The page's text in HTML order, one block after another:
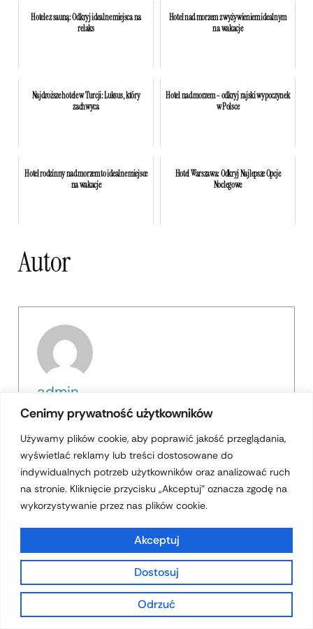
Cenimy prywatność użytkowników
Używamy plików cookie, aby poprawić jakość przeglądania,
wyświetlać reklamy lub treści dostosowane do
indywidualnych potrzeb użytkowników oraz analizować ruch
na stronie. Kliknięcie przycisku „Akceptuj” oznacza zgodę na
wykorzystywanie przez nas plików cookie.
Dostosuj
Odrzuć
Akceptuj
Hotele z sauną: Odkryj idealne miejsca na
relaks
Hotel nad morzem z wyżywieniem idealnym
na wakacje
Najdroższe hotele w Turcji: Luksus, który
zachwyca
Hotel nad morzem – odkryj rajski wypoczynek
w Polsce
Hotel rodzinny nad morzem to idealne miejsce
na wakacje
Hotel Warszawa: Odkryj Najlepsze Opcje
Noclegowe
Autor
admin
admin